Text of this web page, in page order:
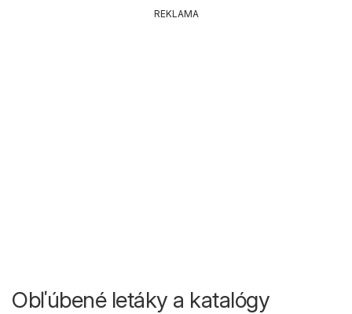
REKLAMA
Obľúbené letáky a katalógy